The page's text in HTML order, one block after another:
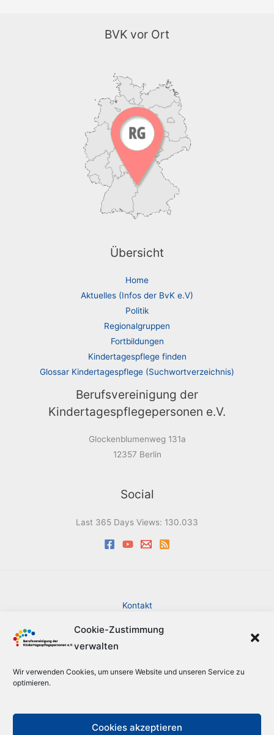
Cookie-Zustimmung
verwalten
Wir verwenden Cookies, um unsere Website und unseren Service zu
optimieren.
Cookies akzeptieren
BVK vor Ort
Übersicht
Home
Aktuelles (Infos der BvK e.V)
Politik
Regionalgruppen
Fortbildungen
Kindertagespflege finden
Glossar Kindertagespflege (Suchwortverzeichnis)
Berufsvereinigung der
Kindertagespflegepersonen e.V.
Glockenblumenweg 131a
12357 Berlin
Social
Last 365 Days Views: 130.033
Kontakt
Datenschutzerklärung
Cookie-Richtlinie (EU)